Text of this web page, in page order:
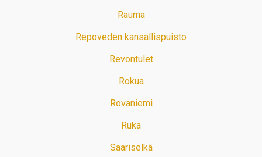
Rauma
Repoveden kansallispuisto
Revontulet
Rokua
Rovaniemi
Ruka
Saariselkä